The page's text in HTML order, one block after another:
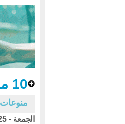
10 مشروبات صحية تساعد في تقليل دهون الجسم
منوعات
الجمعة - 25 أبريل 2025 - الساعة 02:43 ص بتوقيت اليمن ،،،